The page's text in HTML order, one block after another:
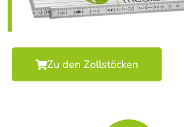
Zu den Zollstöcken